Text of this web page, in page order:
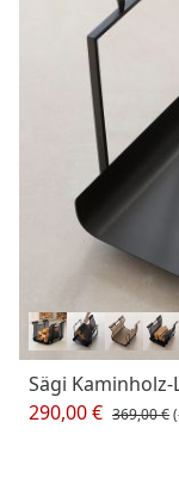
Sägi Kaminholz-
290,00 € 369,00 €